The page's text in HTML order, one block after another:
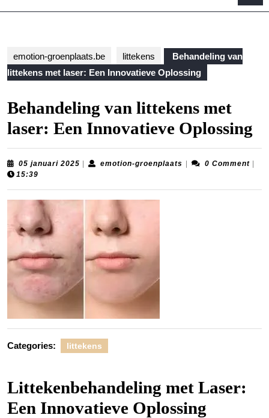
emotion-groenplaats.be littekens
Behandeling van
littekens met laser: Een Innovatieve Oplossing
Behandeling van littekens met
laser: Een Innovatieve Oplossing
05 januari 2025 05
emotion-groenplaats emotion-0 Comment
15:39
Categories: littekens
Littekenbehandeling met Laser:
Een Innovatieve Oplossing